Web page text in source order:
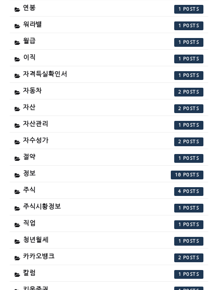
연봉 1
워라밸 1
월급 1
이직 1
자격득실확인서 1
자동차 2
자산 2
자산관리 1
자수성가 2
절약 1
정보 10
주식 4
주식시황정보 1
직업 1
청년월세 1
카카오뱅크 2
칼럼 1